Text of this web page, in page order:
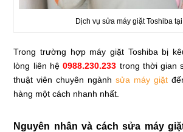
Dịch vụ sửa máy giặt Toshiba
Trong trường hợp máy giặt Toshiba bị
lòng liên hệ0988.230.233 trong thời gian
thuật viên chuyên ngànhsửa máy giặt
hàng một cách nhanh nhất.
Nguyên nhân và cách sửa máy